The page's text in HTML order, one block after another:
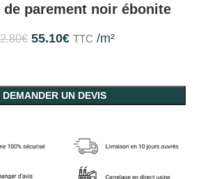
de parement noir ébonite
€ 55.10€ TTC /m²
DEMANDER UN DEVIS